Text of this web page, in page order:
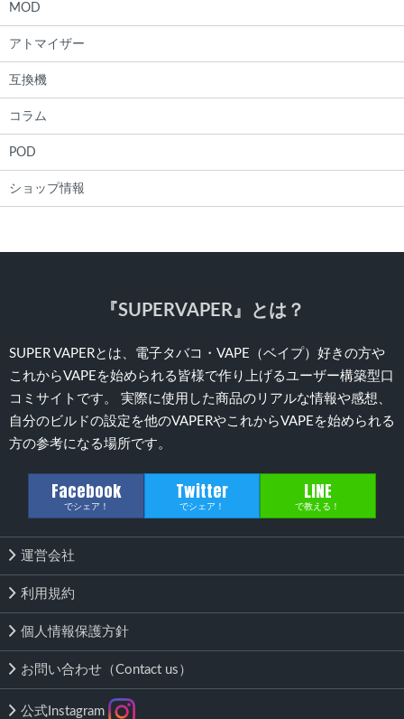
MOD
アトマイザー
互換機
コラム
POD
ショップ情報
『SUPERVAPER』とは？
SUPER VAPERとは、電子タバコ・VAPE（ベイプ）好きの方や
これからVAPEを始められる皆様で作り上げるユーザー構築型口
コミサイトです。 実際に使用した商品のリアルな情報や感想、
自分のビルドの設定を他のVAPERやこれからVAPEを始められる
方の参考になる場所です。
Facebook
でシェア！
Twitter
でシェア！
LINE
で教える！
運営会社
利用規約
個人情報保護方針
お問い合わせ（Contact us）
公式Instagram